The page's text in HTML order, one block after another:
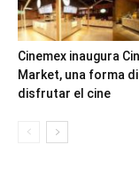
Cinemex inaugura
Market, una forma
disfrutar el cine